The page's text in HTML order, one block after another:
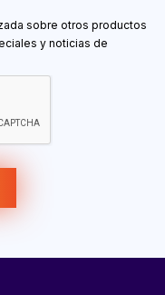
sobre otros productos
y noticias de